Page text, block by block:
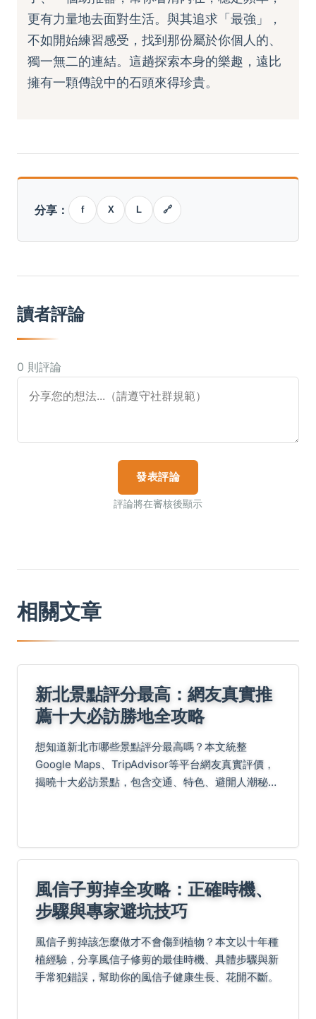
更有力量地去面對生活。與其追求「最強」，
不如開始練習感受，找到那份屬於你個人的、
獨一無二的連結。這趟探索本身的樂趣，遠比
擁有一顆傳說中的石頭來得珍貴。
分享： f X L 🔗
讀者評論
0 則評論
發表評論
評論將在審核後顯示
相關文章
新北景點評分最高：網友真實推
薦十大必訪勝地全攻略
想知道新北市哪些景點評分最高嗎？本文統整
Google Maps、TripAdvisor等平台網友真實評價，
揭曉十大必訪景點，包含交通、特色、避開人潮秘訣
風信子剪掉全攻略：正確時機、
步驟與專家避坑技巧
風信子剪掉該怎麼做才不會傷到植物？本文以十年種
植經驗，分享風信子修剪的最佳時機、具體步驟與新
手常犯錯誤，幫助你的風信子健康生長、花開不斷。